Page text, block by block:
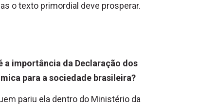
o texto primordial deve prosperar.
a importância da Declaração dos
para a sociedade brasileira?
pariu ela dentro do Ministério da